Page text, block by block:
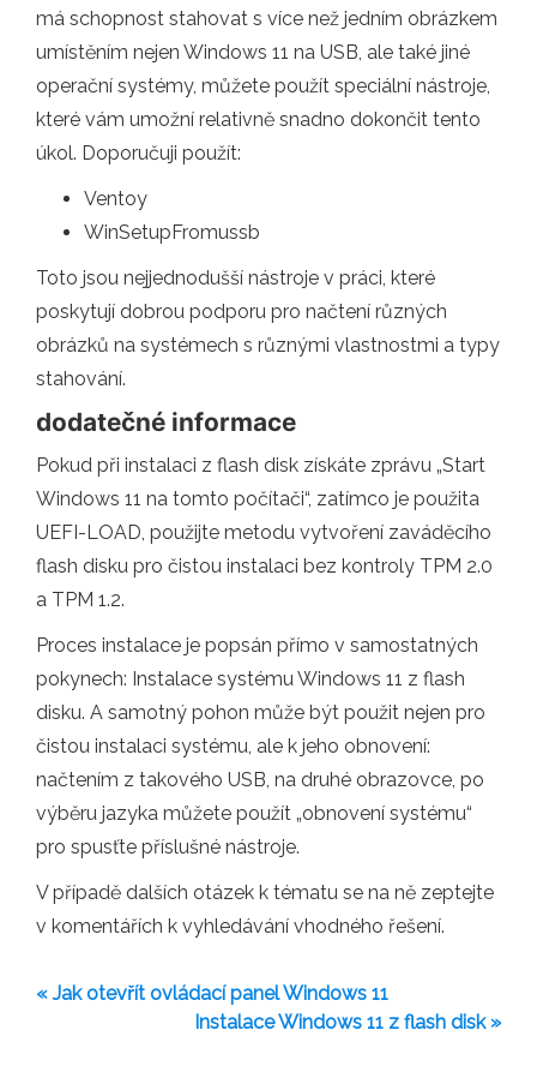
má schopnost stahovat s více než jedním obrázkem
umístěním nejen Windows 11 na USB, ale také jiné
operační systémy, můžete použít speciální nástroje,
které vám umožní relativně snadno dokončit tento
úkol. Doporučuji použít:
Ventoy
WinSetupFromussb
Toto jsou nejjednodušší nástroje v práci, které
poskytují dobrou podporu pro načtení různých
obrázků na systémech s různými vlastnostmi a typy
stahování.
dodatečné informace
Pokud při instalaci z flash disk získáte zprávu „Start
Windows 11 na tomto počítači“, zatímco je použita
UEFI-LOAD, použijte metodu vytvoření zaváděcího
flash disku pro čistou instalaci bez kontroly TPM 2.0
a TPM 1.2.
Proces instalace je popsán přímo v samostatných
pokynech: Instalace systému Windows 11 z flash
disku. A samotný pohon může být použit nejen pro
čistou instalaci systému, ale k jeho obnovení:
načtením z takového USB, na druhé obrazovce, po
výběru jazyka můžete použít „obnovení systému“
pro spusťte příslušné nástroje.
V případě dalších otázek k tématu se na ně zeptejte
v komentářích k vyhledávání vhodného řešení.
« Jak otevřít ovládací panel Windows 11
Instalace Windows 11 z flash disk »